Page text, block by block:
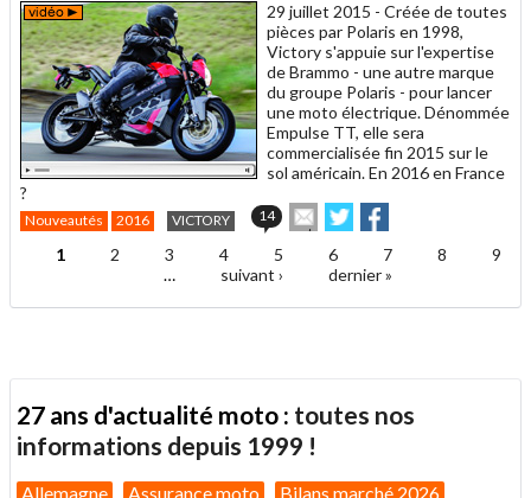
29 juillet 2015 - Créée de toutes
pièces par Polaris en 1998,
Victory s'appuie sur l'expertise
de Brammo - une autre marque
du groupe Polaris - pour lancer
une moto électrique. Dénommée
Empulse TT, elle sera
commercialisée fin 2015 sur le
sol américain. En 2016 en France
?
Nouveautés 2016 VICTORY 14
Envoyer
cet
article
ami
Partager
sur
Twitter
sur
Facebook
Pages
1 2 3 4 5 6 7 8
9
…
suivant › dernier »
27 ans d'actualité moto : toutes nos
informations depuis 1999 !
Allemagne Assurance moto Bilans marché 2026